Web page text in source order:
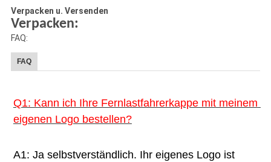
Verpacken u. Versenden
Verpacken:
FAQ:
FAQ
Q1: Kann ich Ihre Fernlastfahrerkappe mit meinem
eigenen Logo bestellen?
A1: Ja selbstverständlich. Ihr eigenes Logo ist